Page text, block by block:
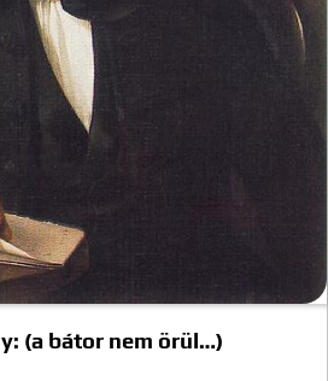
(a bátor nem örül…)